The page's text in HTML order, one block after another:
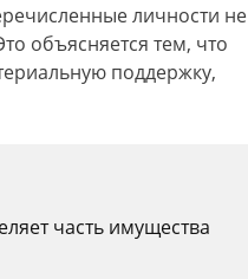
личности не
объясняется тем, что
поддержку,
часть имущества